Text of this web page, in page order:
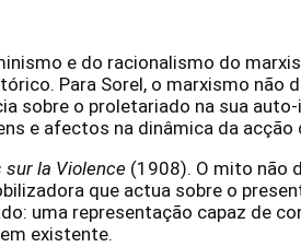
e do racionalismo do
Para Sorel, o marxismo não
sobre o proletariado na sua
e afectos na dinâmica da acção
sur la Violence (1908). O mito não
que actua sobre o
uma representação capaz de
existente.